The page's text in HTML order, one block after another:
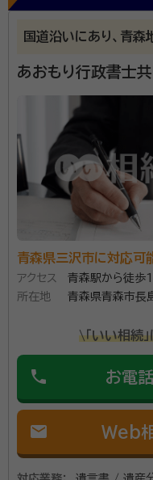
国道沿いにあり、青
あおもり行政書士
青森県三沢市に対応可
アクセス
青森駅から徒歩
所在地
\「いい相続
phone お電
mail Web